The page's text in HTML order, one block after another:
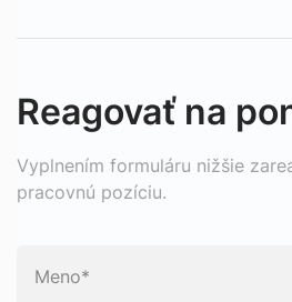
Reagovať na
Vyplnením formuláru nižšie
pracovnú pozíciu.